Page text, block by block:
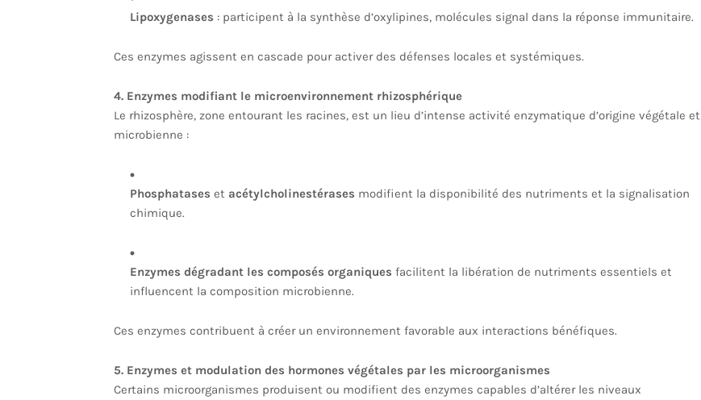
Lipoxygenases : participent à la synthèse d’oxylipines, molécules signal dans la réponse immunitaire.
Ces enzymes agissent en cascade pour activer des défenses locales et systémiques.
4. Enzymes modifiant le microenvironnement rhizosphérique
Le rhizosphère, zone entourant les racines, est un lieu d’intense activité enzymatique d’origine végétale et
microbienne :
Phosphatases et acétylcholinestérases modifient la disponibilité des nutriments et la signalisation
chimique.
Enzymes dégradant les composés organiques facilitent la libération de nutriments essentiels et
influencent la composition microbienne.
Ces enzymes contribuent à créer un environnement favorable aux interactions bénéfiques.
5. Enzymes et modulation des hormones végétales par les microorganismes
Certains microorganismes produisent ou modifient des enzymes capables d’altérer les niveaux